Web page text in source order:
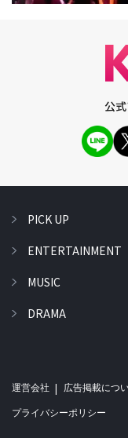
公
PICK UP
ENTERTAINMENT
MUSIC
DRAMA
運営会社 広告掲載につ
プライバシーポリシー